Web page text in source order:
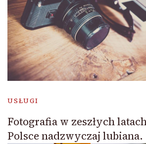
USŁUGI
Fotografia w zeszłych
Polsce nadzwyczaj lubiana.